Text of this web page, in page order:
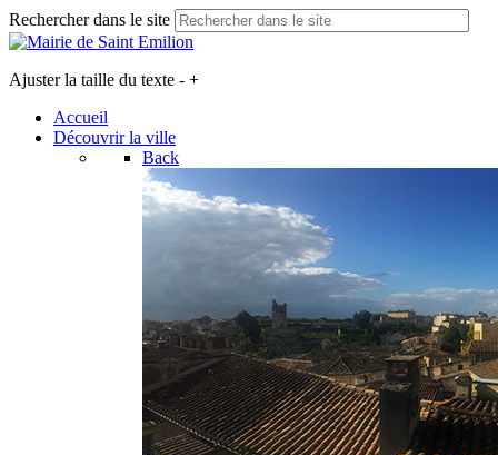
Rechercher dans le site
Ajuster la taille du texte - +
Accueil
Découvrir la ville
Back